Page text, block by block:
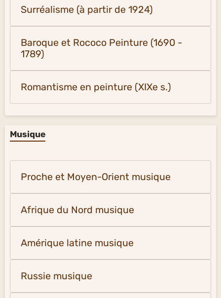
Surréalisme (à partir de 1924)
Baroque et Rococo Peinture (1690 -
1789)
Romantisme en peinture (XIXe s.)
Musique
Proche et Moyen-Orient musique
Afrique du Nord musique
Amérique latine musique
Russie musique